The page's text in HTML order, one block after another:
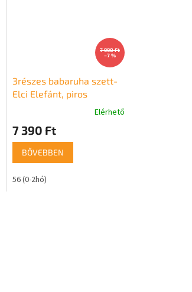
7 990 Ft
–7 %
3részes babaruha szett-
Elci Elefánt, piros
termék
átlagos
értékelése
5,0
Elérhető
7 390 Ft
BŐVEBBEN
56 (0-2hó)